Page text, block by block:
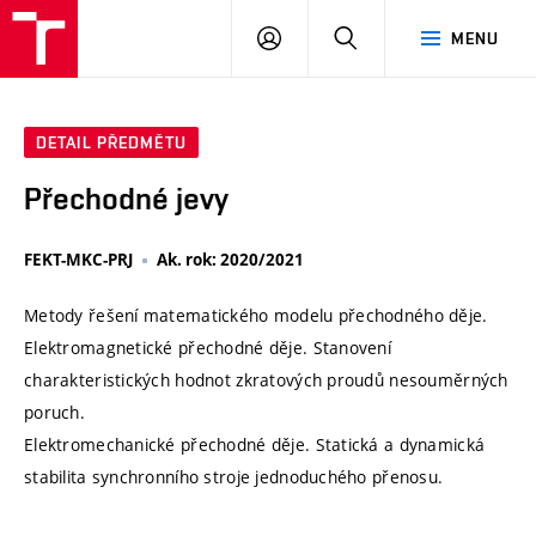
MENU
PŘIHLÁSIT
DETAIL PŘEDMĚTU
Přechodné jevy
FEKT-MKC-PRJ Ak. rok: 2020/2021
Metody řešení matematického modelu přechodného děje.
Elektromagnetické přechodné děje. Stanovení
charakteristických hodnot zkratových proudů nesouměrných
poruch.
Elektromechanické přechodné děje. Statická a dynamická
stabilita synchronního stroje jednoduchého přenosu.